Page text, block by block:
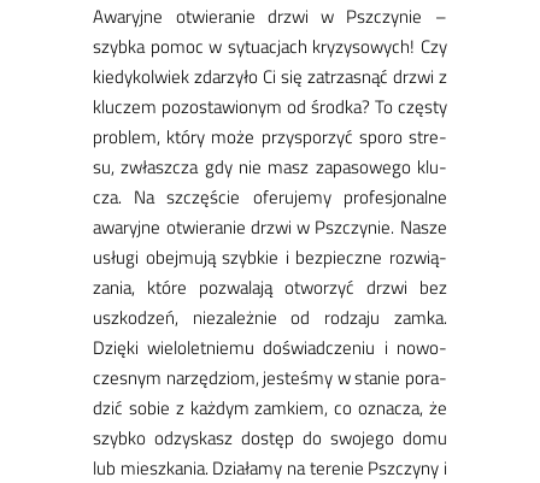
Awa­ryj­ne otwie­ra­nie drzwi w Psz­czy­nie –
szyb­ka po­moc w sy­tu­acjach kry­zy­so­wych! Czy
kie­dy­kol­wiek zda­rzy­ło Ci się za­trza­snąć drzwi z
klu­czem po­zo­sta­wio­nym od środ­ka? To czę­sty
pro­blem, któ­ry mo­że przy­spo­rzyć spo­ro stre­
su, zwłasz­cza gdy nie masz za­pa­so­we­go klu­
cza. Na szczę­ście ofe­ru­je­my pro­fe­sjo­nal­ne
awa­ryj­ne otwie­ra­nie drzwi w Psz­czy­nie. Na­sze
usłu­gi obej­mu­ją szyb­kie i bez­piecz­ne roz­wią­
za­nia, któ­re po­zwa­la­ją otwo­rzyć drzwi bez
uszko­dzeń, nie­za­leż­nie od ro­dza­ju zam­ka.
Dzię­ki wie­lo­let­nie­mu do­świad­cze­niu i no­wo­
cze­snym na­rzę­dziom, je­ste­śmy w sta­nie po­ra­
dzić so­bie z każ­dym zam­kiem, co ozna­cza, że
szyb­ko odzy­skasz do­stęp do swo­je­go do­mu
lub miesz­ka­nia. Dzia­ła­my na te­re­nie Psz­czy­ny i